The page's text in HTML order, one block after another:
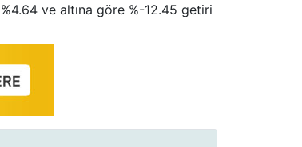
ve altına göre %-12.45 getiri